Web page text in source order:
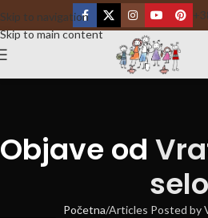
Skip to navigation
Skip to main content
Objave od
selo
Početna Articles Posted by